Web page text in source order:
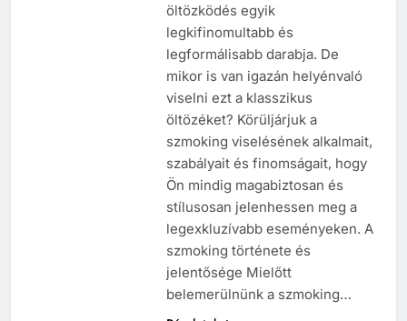
öltözködés egyik
legkifinomultabb és
legformálisabb darabja. De
mikor is van igazán helyénvaló
viselni ezt a klasszikus
öltözéket? Körüljárjuk a
szmoking viselésének alkalmait,
szabályait és finomságait, hogy
Ön mindig magabiztosan és
stílusosan jelenhessen meg a
legexkluzívabb eseményeken. A
szmoking története és
jelentősége Mielőtt
belemerülnünk a szmoking…